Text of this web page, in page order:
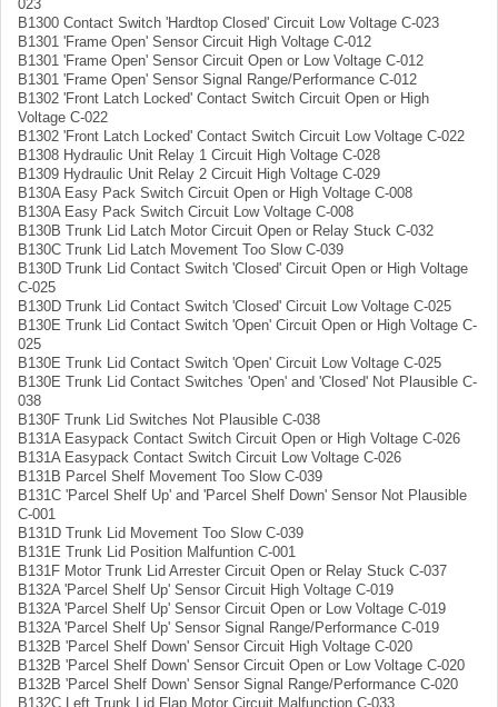
023
B1300 Contact Switch 'Hardtop Closed' Circuit Low Voltage C-023
B1301 'Frame Open' Sensor Circuit High Voltage C-012
B1301 'Frame Open' Sensor Circuit Open or Low Voltage C-012
B1301 'Frame Open' Sensor Signal Range/Performance C-012
B1302 'Front Latch Locked' Contact Switch Circuit Open or High
Voltage C-022
B1302 'Front Latch Locked' Contact Switch Circuit Low Voltage C-022
B1308 Hydraulic Unit Relay 1 Circuit High Voltage C-028
B1309 Hydraulic Unit Relay 2 Circuit High Voltage C-029
B130A Easy Pack Switch Circuit Open or High Voltage C-008
B130A Easy Pack Switch Circuit Low Voltage C-008
B130B Trunk Lid Latch Motor Circuit Open or Relay Stuck C-032
B130C Trunk Lid Latch Movement Too Slow C-039
B130D Trunk Lid Contact Switch 'Closed' Circuit Open or High Voltage
C-025
B130D Trunk Lid Contact Switch 'Closed' Circuit Low Voltage C-025
B130E Trunk Lid Contact Switch 'Open' Circuit Open or High Voltage C-
025
B130E Trunk Lid Contact Switch 'Open' Circuit Low Voltage C-025
B130E Trunk Lid Contact Switches 'Open' and 'Closed' Not Plausible C-
038
B130F Trunk Lid Switches Not Plausible C-038
B131A Easypack Contact Switch Circuit Open or High Voltage C-026
B131A Easypack Contact Switch Circuit Low Voltage C-026
B131B Parcel Shelf Movement Too Slow C-039
B131C 'Parcel Shelf Up' and 'Parcel Shelf Down' Sensor Not Plausible
C-001
B131D Trunk Lid Movement Too Slow C-039
B131E Trunk Lid Position Malfuntion C-001
B131F Motor Trunk Lid Arrester Circuit Open or Relay Stuck C-037
B132A 'Parcel Shelf Up' Sensor Circuit High Voltage C-019
B132A 'Parcel Shelf Up' Sensor Circuit Open or Low Voltage C-019
B132A 'Parcel Shelf Up' Sensor Signal Range/Performance C-019
B132B 'Parcel Shelf Down' Sensor Circuit High Voltage C-020
B132B 'Parcel Shelf Down' Sensor Circuit Open or Low Voltage C-020
B132B 'Parcel Shelf Down' Sensor Signal Range/Performance C-020
B132C Left Trunk Lid Flap Motor Circuit Malfunction C-033